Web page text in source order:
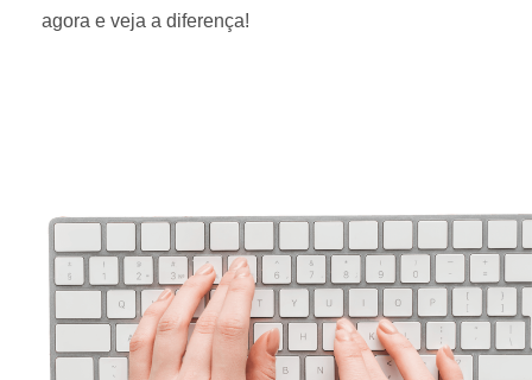
agora e veja a diferença!